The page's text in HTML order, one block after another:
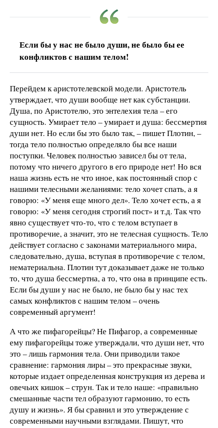
Если бы у нас не было души, не было бы ее
конфликтов с нашим телом!
Перейдем к аристотелевской модели. Аристотель
утверждает, что души вообще нет как субстанции.
Душа, по Аристотелю, это энтелехия тела – его
сущность. Умирает тело – умирает и душа: бессмертия
души нет. Но если бы это было так, – пишет Плотин, –
тогда тело полностью определяло бы все наши
поступки. Человек полностью зависел бы от тела,
потому что ничего другого в его природе нет! Но вся
наша жизнь есть не что иное, как постоянный спор с
нашими телесными желаниями: тело хочет спать, а я
говорю: «У меня еще много дел». Тело хочет есть, а я
говорю: «У меня сегодня строгий пост» и т.д. Так что
явно существует что-то, что с телом вступает в
противоречие, а значит, это не телесная сущность. Тело
действует согласно с законами материального мира,
следовательно, душа, вступая в противоречие с телом,
нематериальна. Плотин тут доказывает даже не только
то, что душа бессмертна, а то, что она в принципе есть.
Если бы души у нас не было, не было бы у нас тех
самых конфликтов с нашим телом – очень
современный аргумент!
А что же пифагорейцы? Не Пифагор, а современные
ему пифагорейцы тоже утверждали, что души нет, что
это – лишь гармония тела. Они приводили такое
сравнение: гармония лиры – это прекрасные звуки,
которые издает определенная конструкция из дерева и
овечьих кишок – струн. Так и тело наше: «правильно
смешанные части тел образуют гармонию, то есть
душу и жизнь». Я бы сравнил и это утверждение с
современными научными взглядами. Пишут, что